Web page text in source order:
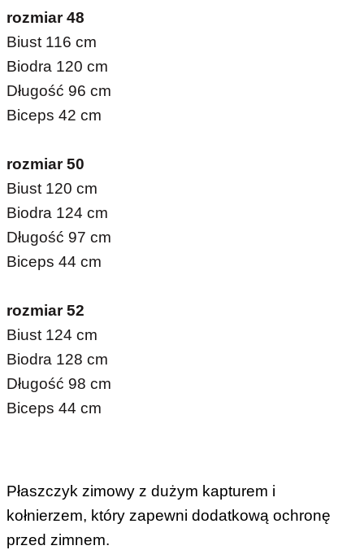
rozmiar 48
Biust 116 cm
Biodra 120 cm
Długość 96 cm
Biceps 42 cm
rozmiar 50
Biust 120 cm
Biodra 124 cm
Długość 97 cm
Biceps 44 cm
rozmiar 52
Biust 124 cm
Biodra 128 cm
Długość 98 cm
Biceps 44 cm
Płaszczyk zimowy z dużym kapturem i
kołnierzem, który zapewni dodatkową ochronę
przed zimnem.